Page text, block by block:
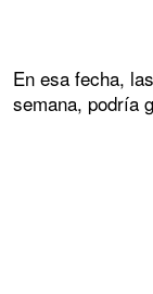
En esa fecha,
semana, podría